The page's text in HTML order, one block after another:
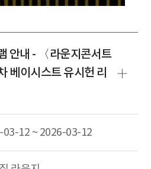
안내 - 〈라운지콘서트
베이시스트 유시헌 리
03-12 ~ 2026-03-12